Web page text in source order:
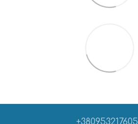
+380953217605